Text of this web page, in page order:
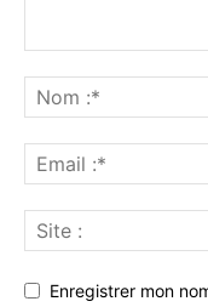
Enregistrer mon